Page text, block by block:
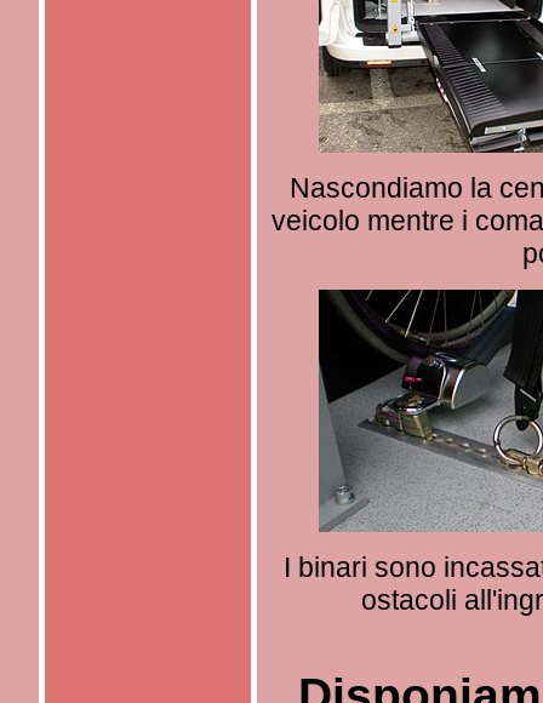
Nascondiamo la
veicolo mentre i
I binari sono
ostacoli